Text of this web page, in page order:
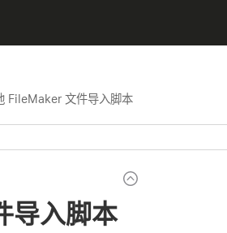
FileMaker 文件导入脚本
导入脚本